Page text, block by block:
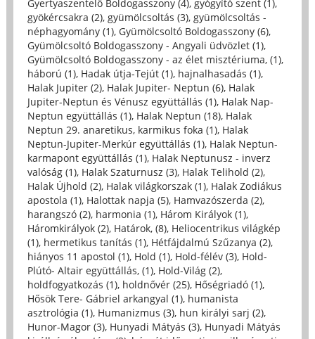
Gyertyaszentelő Boldogasszony (4), gyógyító szent (1),
gyökércsakra (2), gyümölcsoltás (3), gyümölcsoltás -
néphagyomány (1), Gyümölcsoltó Boldogasszony (6),
Gyümölcsoltó Boldogasszony - Angyali üdvözlet (1),
Gyümölcsoltó Boldogasszony - az élet misztériuma, (1),
háború (1), Hadak útja-Tejút (1), hajnalhasadás (1),
Halak Jupiter (2), Halak Jupiter- Neptun (6), Halak
Jupiter-Neptun és Vénusz együttállás (1), Halak Nap-
Neptun együttállás (1), Halak Neptun (18), Halak
Neptun 29. anaretikus, karmikus foka (1), Halak
Neptun-Jupiter-Merkúr együttállás (1), Halak Neptun-
karmapont együttállás (1), Halak Neptunusz - inverz
valóság (1), Halak Szaturnusz (3), Halak Telihold (2),
Halak Újhold (2), Halak világkorszak (1), Halak Zodiákus
apostola (1), Halottak napja (5), Hamvazószerda (2),
harangszó (2), harmonia (1), Három Királyok (1),
Háromkirályok (2), Határok, (8), Heliocentrikus világkép
(1), hermetikus tanítás (1), Hétfájdalmú Szűzanya (2),
hiányos 11 apostol (1), Hold (1), Hold-félév (3), Hold-
Plútó- Altair együttállás, (1), Hold-Világ (2),
holdfogyatkozás (1), holdnővér (25), Hőségriadó (1),
Hősök Tere- Gábriel arkangyal (1), humanista
asztrológia (1), Humanizmus (3), hun királyi sarj (2),
Hunor-Magor (3), Hunyadi Mátyás (3), Hunyadi Mátyás